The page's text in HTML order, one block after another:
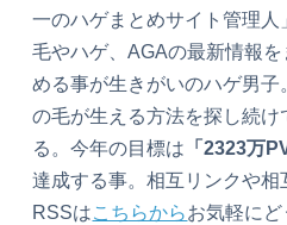
一のハゲまとめサイト管理人
毛やハゲ、AGAの最新情報を
める事が生きがいのハゲ男子
の毛が生える方法を探し続け
る。今年の目標は 「2323万
達成する事。相互リンクや相
RSSはこちらからお気軽に